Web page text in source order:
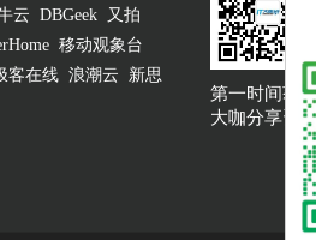
云 DBGeek
又拍
移动观象台
客在线 浪潮云
新思
第一时间获
大咖分享资讯